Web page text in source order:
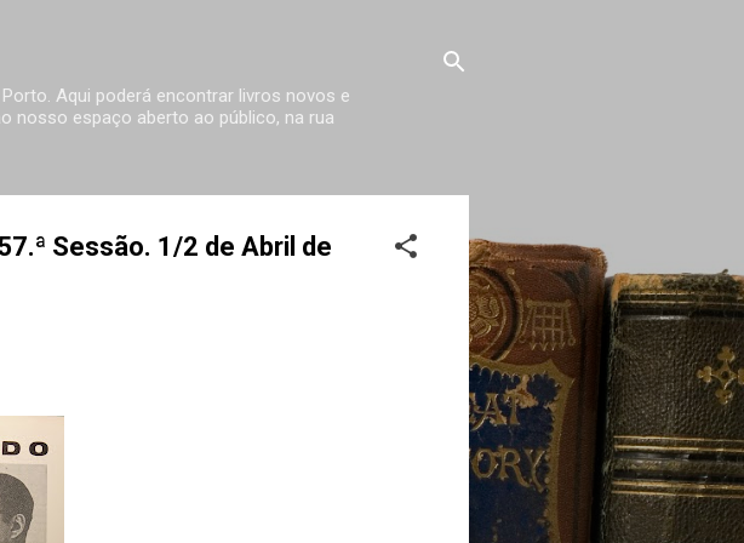
Aqui poderá encontrar livros novos e
nosso espaço aberto ao público, na rua
Sessão. 1/2 de Abril de